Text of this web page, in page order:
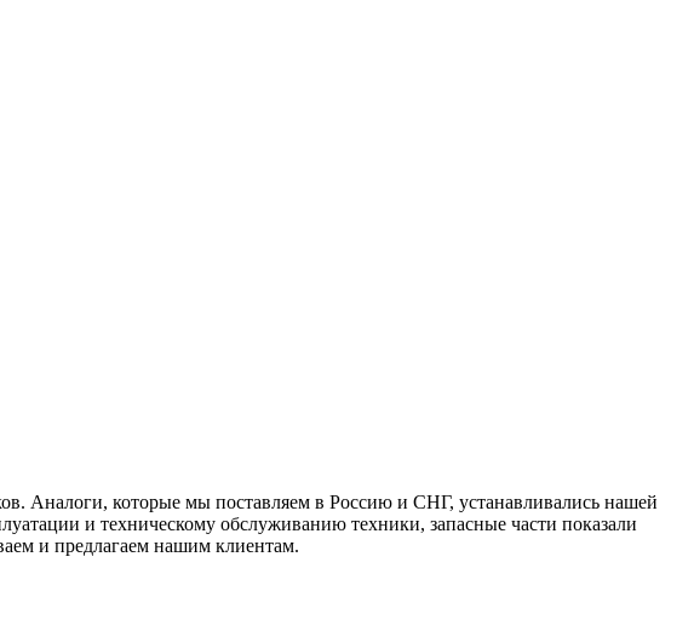
Аналоги, которые мы поставляем в Россию и СНГ, устанавливались нашей
и техническому обслуживанию техники, запасные части показали
и предлагаем нашим клиентам.